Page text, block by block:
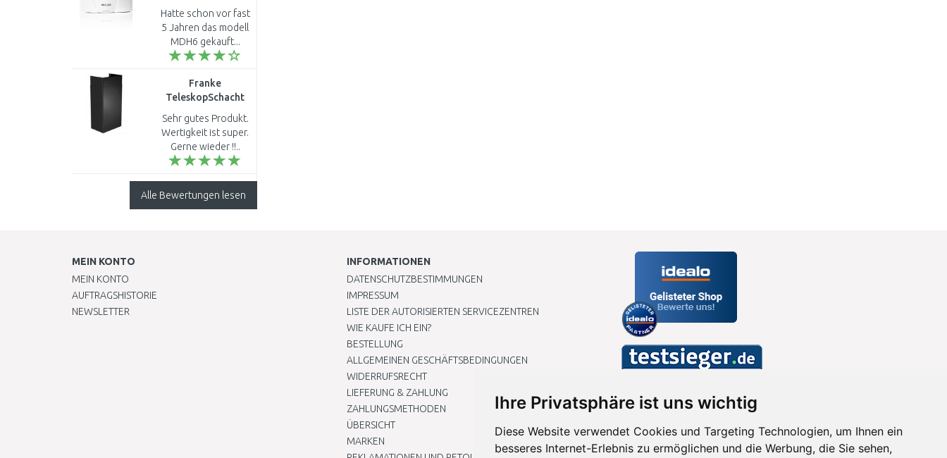
Ihre Privatsphäre ist uns wichtig
Diese Website verwendet Cookies und Targeting Technologien, um Ihnen ein
besseres Internet-Erlebnis zu ermöglichen und die Werbung, die Sie sehen,
Produkt n..
5,7 kW 230 V 1500-
15006
Hatte schon vor fast
5 Jahren das modell
MDH6 gekauft...
Franke
TeleskopSchacht
Dunstabzugshauben,
schwarz
112.0285.288
Sehr gutes Produkt.
Wertigkeit ist super.
Gerne wieder !!..
Alle Bewertungen lesen
MEIN KONTO
MEIN KONTO
AUFTRAGSHISTORIE
NEWSLETTER
INFORMATIONEN
DATENSCHUTZBESTIMMUNGEN
IMPRESSUM
LISTE DER AUTORISIERTEN SERVICEZENTREN
WIE KAUFE ICH EIN?
BESTELLUNG
ALLGEMEINEN GESCHÄFTSBEDINGUNGEN
WIDERRUFSRECHT
LIEFERUNG & ZAHLUNG
ZAHLUNGSMETHODEN
ÜBERSICHT
MARKEN